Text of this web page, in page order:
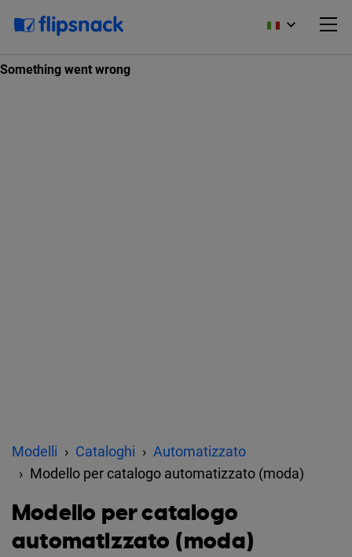
Modelli Cataloghi
Automatizzato
Modello per catalogo automatizzato (moda)
Modello per catalogo
automatizzato (moda)